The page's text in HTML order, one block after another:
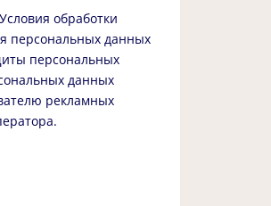
обработки
персональных данных
персональных
данных
рекламных